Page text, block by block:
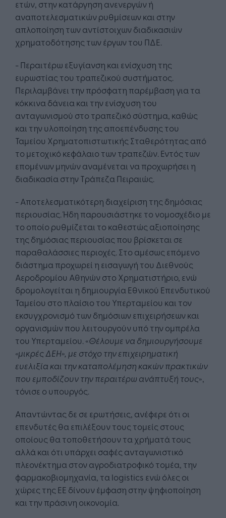
ετών, στην κατάργηση ανενεργών ή
αναποτελεσματικών ρυθμίσεων και στην
απλοποίηση των αντίστοιχων διαδικασιών
χρηματοδότησης των έργων του ΠΔΕ.
- Περαιτέρω εξυγίανση και ενίσχυση της
ευρωστίας του τραπεζικού συστήματος.
Περιλαμβάνει την πρόσφατη παρέμβαση για τα
κόκκινα δάνεια και την ενίσχυση του
ανταγωνισμού στο τραπεζικό σύστημα, καθώς
και την υλοποίηση της αποεπένδυσης του
Ταμείου Χρηματοπιστωτικής Σταθερότητας από
το μετοχικό κεφάλαιο των τραπεζών. Εντός των
επομένων μηνών αναμένεται να προχωρήσει η
διαδικασία στην Τράπεζα Πειραιώς.
- Αποτελεσματικότερη διαχείριση της δημόσιας
περιουσίας. Ήδη παρουσιάστηκε το νομοσχέδιο με
το οποίο ρυθμίζεται το καθεστώς αξιοποίησης
της δημόσιας περιουσίας που βρίσκεται σε
παραθαλάσσιες περιοχές. Στο αμέσως επόμενο
διάστημα προχωρεί η εισαγωγή του Διεθνούς
Αεροδρομίου Αθηνών στο Χρηματιστήριο, ενώ
δρομολογείται η δημιουργία Εθνικού Επενδυτικού
Ταμείου στο πλαίσιο του Υπερταμείου και τον
εκσυγχρονισμό των δημόσιων επιχειρήσεων και
οργανισμών που λειτουργούν υπό την ομπρέλα
του Υπερταμείου. «Θέλουμε να δημιουργήσουμε
«μικρές ΔΕΗ», με στόχο την επιχειρηματική
ευελιξία και την καταπολέμηση κακών πρακτικών
που εμποδίζουν την περαιτέρω ανάπτυξή τους»,
τόνισε ο υπουργός.
Απαντώντας δε σε ερωτήσεις, ανέφερε ότι οι
επενδυτές θα επιλέξουν τους τομείς στους
οποίους θα τοποθετήσουν τα χρήματά τους
αλλά και ότι υπάρχει σαφές ανταγωνιστικό
πλεονέκτημα στον αγροδιατροφικό τομέα, την
φαρμακοβιομηχανία, τα logistics ενώ όλες οι
χώρες της ΕΕ δίνουν έμφαση στην ψηφιοποίηση
και την πράσινη οικονομία.